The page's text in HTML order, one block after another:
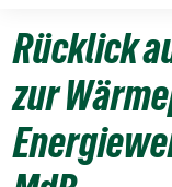
Rücklick
zur